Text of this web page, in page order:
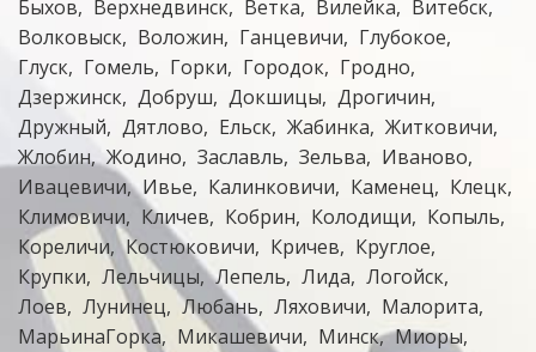
Быхов
Верхнедвинск Ветка Вилейка
Витебск
Волковыск
Воложин Ганцевичи
Глубокое
Глуск
Гомель Горки Городок
Гродно
Дзержинск Добруш Докшицы
Дрогичин
Дружный
Дятлово Ельск Жабинка
Житковичи
Жлобин Жодино Заславль Зельва
Иваново
Ивацевичи
Ивье Калинковичи Каменец
Клецк
Климовичи
Кличев Кобрин Колодищи
Копыль
Кореличи
Костюковичи Кричев
Круглое
Крупки
Лельчицы Лепель Лида
Логойск
Лоев
Лунинец Любань Ляховичи
Малорита
МарьинаГорка
Микашевичи Минск Миоры